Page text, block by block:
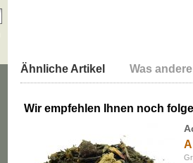
Ähnliche Artikel Was
Wir empfehlen Ihnen noch